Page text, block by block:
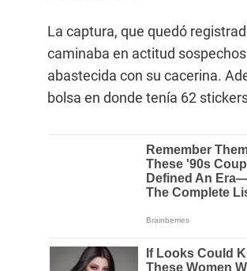
La captura, que quedó
caminaba en actitud
abastecida con su cacerina.
bolsa en donde tenía 62